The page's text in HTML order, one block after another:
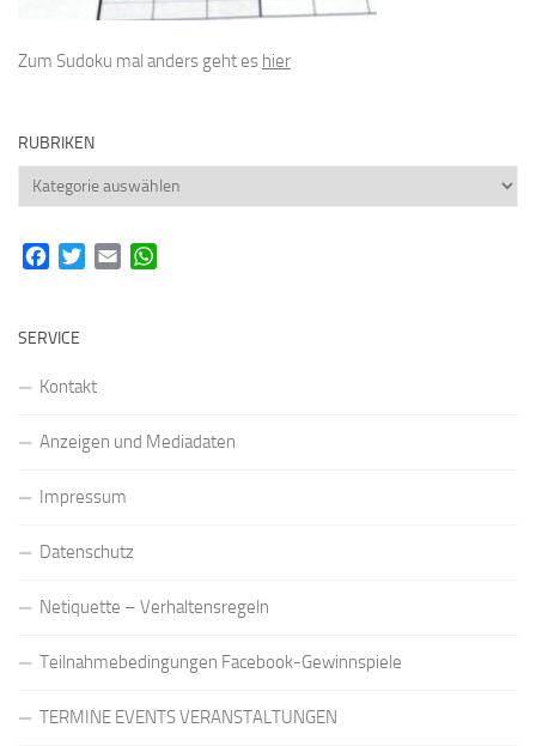
Zum Sudoku mal anders geht es hier
RUBRIKEN
Rubriken
FacebookTwitterEmail
SERVICE
Kontakt
Anzeigen und Mediadaten
Impressum
Datenschutz
Netiquette – Verhaltensregeln
Teilnahmebedingungen Facebook-Gewinnspiele
TERMINE EVENTS VERANSTALTUNGEN